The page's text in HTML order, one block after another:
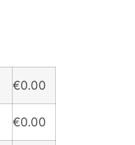
€0.00
€0.00